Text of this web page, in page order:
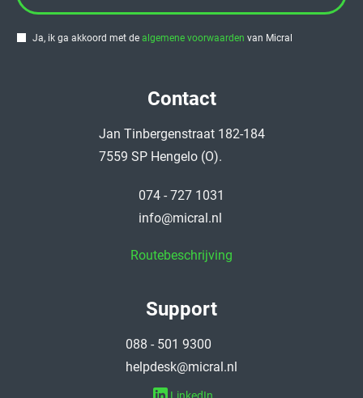
Ja, ik ga akkoord met de algemene voorwaarden van Micral
Contact
Jan Tinbergenstraat 182-184
7559 SP Hengelo (O).
074 - 727 1031
info@micral.nl
Routebeschrijving
Support
088 - 501 9300
helpdesk@micral.nl